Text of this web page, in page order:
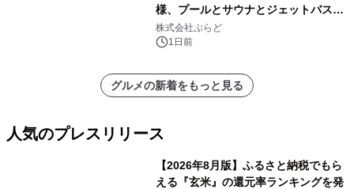
様、プールとサウナとジェットバス付
きで Villa Mon Temps AWAJIの連泊
素泊りプラン
株式会社ぷらど
1日前
グルメの新着をもっと見る
人気のプレスリリース
【2026年8月版】ふるさと納税でもら
える『玄米』の還元率ランキングを発